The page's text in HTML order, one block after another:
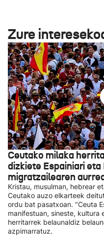
Zure
Ceutako milaka
dizkiete Espainiari eta
migratzailearen
Kristau, musulman, hebrear
Ceutako auzo elkarteek
ordu bat pasatxoan. "Ceuta
manifestuan, sineste, kultura
herritarrek belaunaldiz
azpimarratuz.